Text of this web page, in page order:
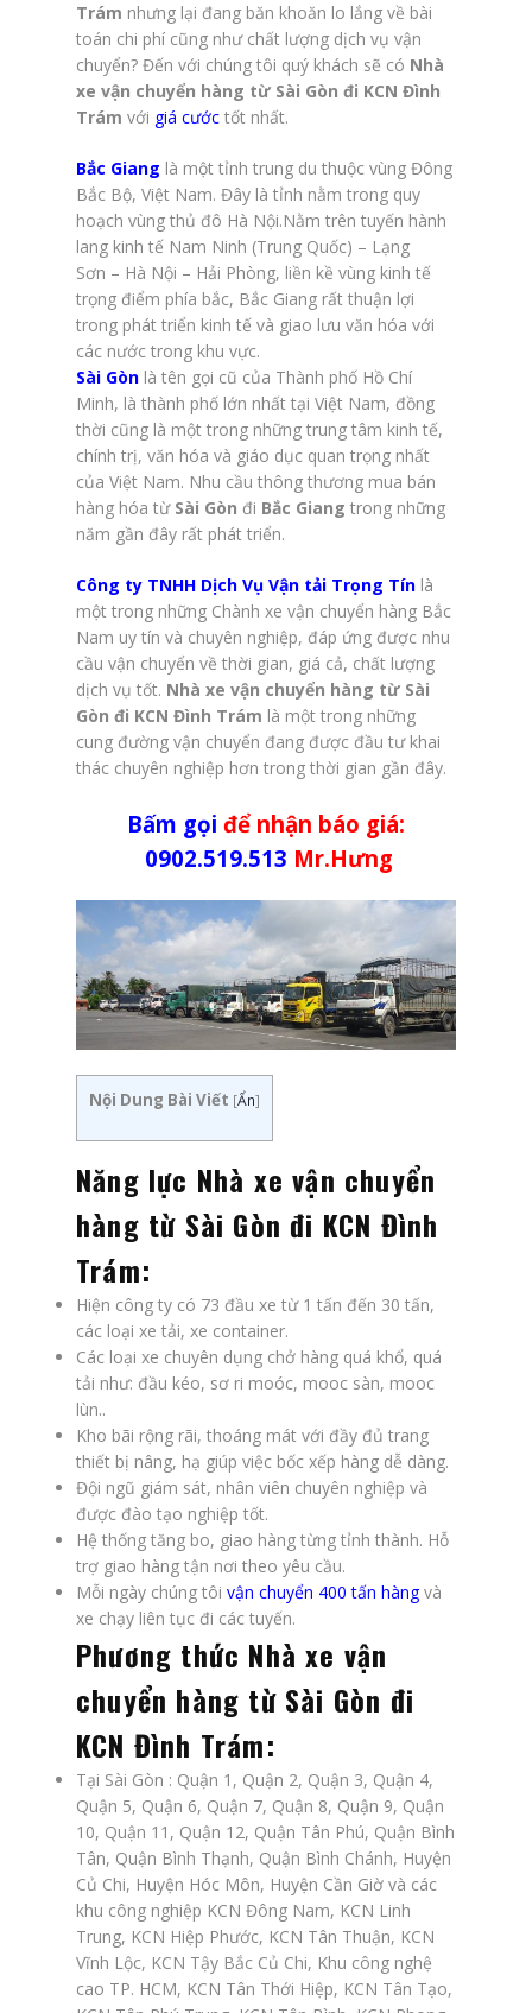
Trám nhưng lại đang băn khoăn lo lắng về bài
toán chi phí cũng như chất lượng dịch vụ vận
chuyển? Đến với chúng tôi quý khách sẽ có Nhà
xe vận chuyển hàng từ Sài Gòn đi KCN Đình
Trám với giá cước tốt nhất.
Bắc Giang là một tỉnh trung du thuộc vùng Đông
Bắc Bộ, Việt Nam. Đây là tỉnh nằm trong quy
hoạch vùng thủ đô Hà Nội.Nằm trên tuyến hành
lang kinh tế Nam Ninh (Trung Quốc) – Lạng
Sơn – Hà Nội – Hải Phòng, liền kề vùng kinh tế
trọng điểm phía bắc, Bắc Giang rất thuận lợi
trong phát triển kinh tế và giao lưu văn hóa với
các nước trong khu vực.
Sài Gòn là tên gọi cũ của Thành phố Hồ Chí
Minh, là thành phố lớn nhất tại Việt Nam, đồng
thời cũng là một trong những trung tâm kinh tế,
chính trị, văn hóa và giáo dục quan trọng nhất
của Việt Nam. Nhu cầu thông thương mua bán
hàng hóa từ Sài Gòn đi Bắc Giang trong những
năm gần đây rất phát triển.
Công ty TNHH Dịch Vụ Vận tải Trọng Tín là
một trong những Chành xe vận chuyển hàng Bắc
Nam uy tín và chuyên nghiệp, đáp ứng được nhu
cầu vận chuyển về thời gian, giá cả, chất lượng
dịch vụ tốt. Nhà xe vận chuyển hàng từ Sài
Gòn đi KCN Đình Trám là một trong những
cung đường vận chuyển đang được đầu tư khai
thác chuyên nghiệp hơn trong thời gian gần đây.
Bấm gọi để nhận báo giá:
0902.519.513 Mr.Hưng
Nội Dung Bài Viết [Ẩn]
Năng lực Nhà xe vận chuyển
hàng từ Sài Gòn đi KCN Đình
Trám:
Hiện công ty có 73 đầu xe từ 1 tấn đến 30 tấn,
các loại xe tải, xe container.
Các loại xe chuyên dụng chở hàng quá khổ, quá
tải như: đầu kéo, sơ ri moóc, mooc sàn, mooc
lùn..
Kho bãi rộng rãi, thoáng mát với đầy đủ trang
thiết bị nâng, hạ giúp việc bốc xếp hàng dễ dàng.
Đội ngũ giám sát, nhân viên chuyên nghiệp và
được đào tạo nghiệp tốt.
Hệ thống tăng bo, giao hàng từng tỉnh thành. Hỗ
trợ giao hàng tận nơi theo yêu cầu.
Mỗi ngày chúng tôi vận chuyển 400 tấn hàng và
xe chạy liên tục đi các tuyến.
Phương thức Nhà xe vận
chuyển hàng từ Sài Gòn đi
KCN Đình Trám:
Tại Sài Gòn : Quận 1, Quận 2, Quận 3, Quận 4,
Quận 5, Quận 6, Quận 7, Quận 8, Quận 9, Quận
10, Quận 11, Quận 12, Quận Tân Phú, Quận Bình
Tân, Quận Bình Thạnh, Quận Bình Chánh, Huyện
Củ Chi, Huyện Hóc Môn, Huyện Cần Giờ và các
khu công nghiệp KCN Đông Nam, KCN Linh
Trung, KCN Hiệp Phước, KCN Tân Thuận, KCN
Vĩnh Lộc, KCN Tậy Bắc Củ Chi, Khu công nghệ
cao TP. HCM, KCN Tân Thới Hiệp, KCN Tân Tạo,